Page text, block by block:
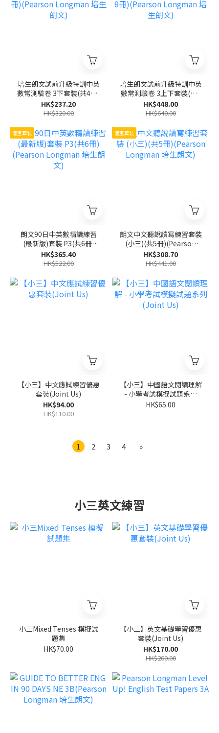
培生朗文試前升級特訓中英
數常測驗卷 3下套裝(共4冊)
(Pearson Longman 培生
朗文)
HK$237.20
HK$320.00
培生朗文試前升級特訓中英
數常測驗卷 3上下套裝(共8
冊)(Pearson Longman 培
生朗文)
HK$448.00
HK$640.00
優惠套裝
朗文90日中英數精讀練習
(最新版)套裝 P3(共6冊)
(Pearson Longman 培生
朗文)
HK$365.40
HK$522.00
優惠套裝
朗文中文聽說讀寫練習套裝
(小三)(共5冊)(Pearson
Longman 培生朗文)
HK$308.70
HK$441.00
【小三】中文應試練習優惠
套裝(Joint Us)
HK$94.00
HK$110.00
【小三】中國語文閱讀理解
- 小學考試模擬試題系列
(Joint Us)
HK$65.00
1 2 3 4 »
小三英文練習
小三Mixed Tenses 模擬試
題集
HK$70.00
【小三】英文基礎學習優惠
套裝(Joint Us)
HK$170.00
HK$200.00